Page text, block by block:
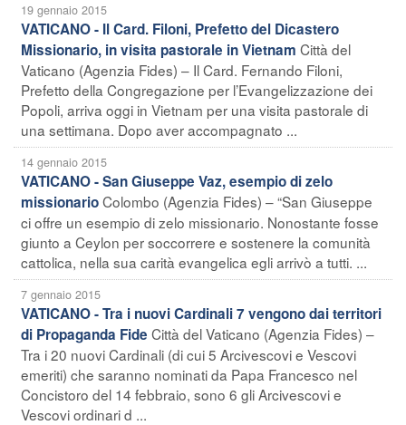
19 gennaio 2015
VATICANO - Il Card. Filoni, Prefetto del Dicastero
Missionario, in visita pastorale in Vietnam Città del
Vaticano (Agenzia Fides) – Il Card. Fernando Filoni,
Prefetto della Congregazione per l’Evangelizzazione dei
Popoli, arriva oggi in Vietnam per una visita pastorale di
una settimana. Dopo aver accompagnato ...
14 gennaio 2015
VATICANO - San Giuseppe Vaz, esempio di zelo
missionarioColombo (Agenzia Fides) – “San Giuseppe
ci offre un esempio di zelo missionario. Nonostante fosse
giunto a Ceylon per soccorrere e sostenere la comunità
cattolica, nella sua carità evangelica egli arrivò a tutti. ...
7 gennaio 2015
VATICANO - Tra i nuovi Cardinali 7 vengono dai territori
di Propaganda Fide Città del Vaticano (Agenzia Fides) –
Tra i 20 nuovi Cardinali (di cui 5 Arcivescovi e Vescovi
emeriti) che saranno nominati da Papa Francesco nel
Concistoro del 14 febbraio, sono 6 gli Arcivescovi e
Vescovi ordinari d ...